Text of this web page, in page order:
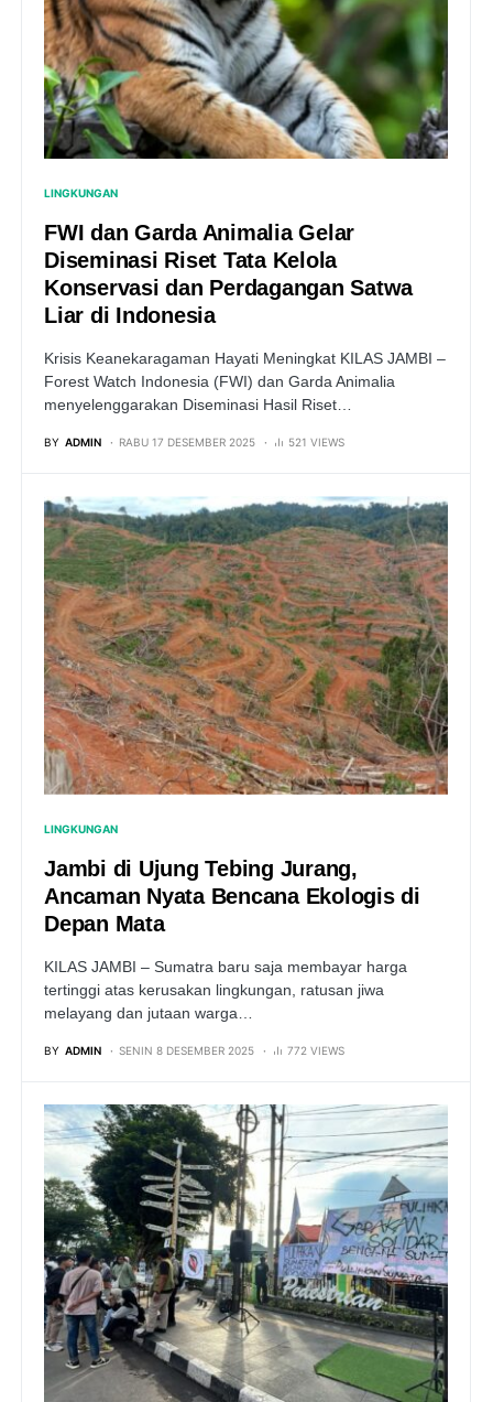
LINGKUNGAN
FWI dan Garda Animalia Gelar
Diseminasi Riset Tata Kelola
Konservasi dan Perdagangan Satwa
Liar di Indonesia
Krisis Keanekaragaman Hayati Meningkat KILAS JAMBI –
Forest Watch Indonesia (FWI) dan Garda Animalia
menyelenggarakan Diseminasi Hasil Riset…
BY ADMIN RABU 17 DESEMBER 2025 521 VIEWS
LINGKUNGAN
Jambi di Ujung Tebing Jurang,
Ancaman Nyata Bencana Ekologis di
Depan Mata
KILAS JAMBI – Sumatra baru saja membayar harga
tertinggi atas kerusakan lingkungan, ratusan jiwa
melayang dan jutaan warga…
BY ADMIN SENIN 8 DESEMBER 2025 772 VIEWS